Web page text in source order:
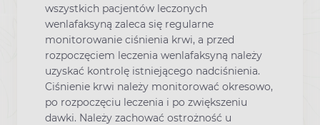
wszystkich pacjentów leczonych
wenlafaksyną zaleca się regularne
monitorowanie ciśnienia krwi, a przed
rozpoczęciem leczenia wenlafaksyną należy
uzyskać kontrolę istniejącego nadciśnienia.
Ciśnienie krwi należy monitorować okresowo,
po rozpoczęciu leczenia i po zwiększeniu
dawki. Należy zachować ostrożność u